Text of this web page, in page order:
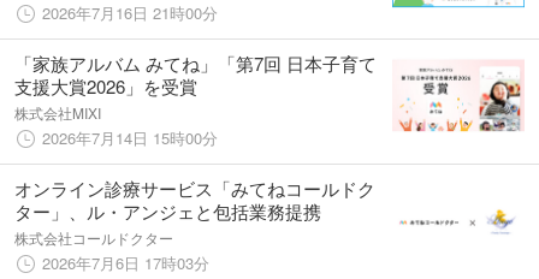
2026年7月16日 21時00分
「家族アルバム みてね」「第7回 日本子育て
支援大賞2026」を受賞
株式会社MIXI
2026年7月14日 15時00分
オンライン診療サービス「みてねコールドク
ター」、ル・アンジェと包括業務提携
株式会社コールドクター
2026年7月6日 17時03分